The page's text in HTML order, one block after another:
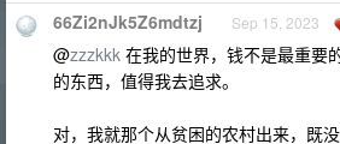
66Zi2nJk5Z6mdtzj Sep 15, 2023
@zzzkkk 在我的世界，钱不是最重要
的东西，值得我去追求。
对，我就那个从贫困的农村出来，既